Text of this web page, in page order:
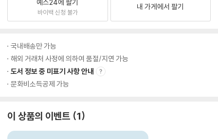
예스24에 팔기
바이백 신청 불가
내 가게에서 팔기
국내배송만 가능
해외 거래처 사정에 의하여 품절/지연 가능
도서 정보 중 미표기 사항 안내
문화비소득공제 가능
이 상품의 이벤트 1